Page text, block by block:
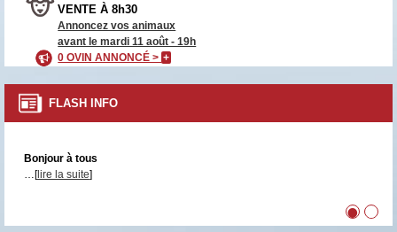
VENTE À 8h30
Annoncez vos animaux
avant le mardi 11 août - 19h
0 OVIN ANNONCÉ >+
FLASH INFO
Bonjour à tous
…[lire la suite]
••